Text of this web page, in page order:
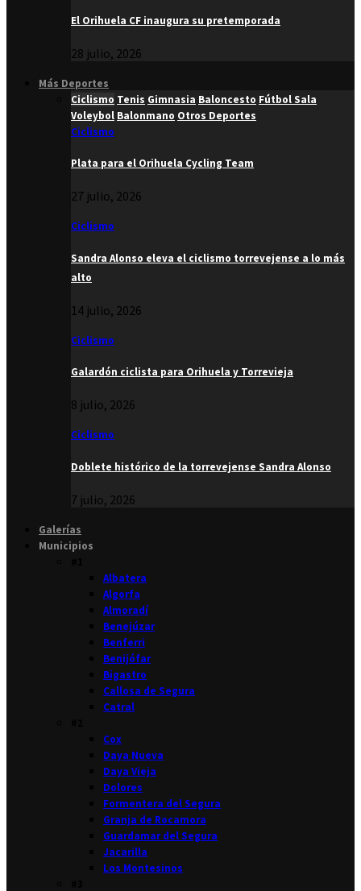
El Orihuela CF inaugura su pretemporada
28 julio, 2026
Más Deportes
Ciclismo Tenis Gimnasia Baloncesto Fútbol Sala
Voleybol Balonmano Otros Deportes
Ciclismo
Plata para el Orihuela Cycling Team
27 julio, 2026
Ciclismo
Sandra Alonso eleva el ciclismo torrevejense a lo más
alto
14 julio, 2026
Ciclismo
Galardón ciclista para Orihuela y Torrevieja
8 julio, 2026
Ciclismo
Doblete histórico de la torrevejense Sandra Alonso
7 julio, 2026
Galerías
Municipios
Albatera
Algorfa
Almoradí
Benejúzar
Benferri
Benijófar
Bigastro
Callosa de Segura
Catral
Cox
Daya Nueva
Daya Vieja
Dolores
Formentera del Segura
Granja de Rocamora
Guardamar del Segura
Jacarilla
Los Montesinos